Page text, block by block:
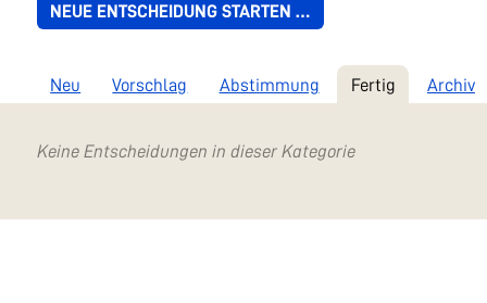
NEUE ENTSCHEIDUNG STARTEN …
Neu Vorschlag Abstimmung Fertig Archiv
Keine Entscheidungen in dieser Kategorie